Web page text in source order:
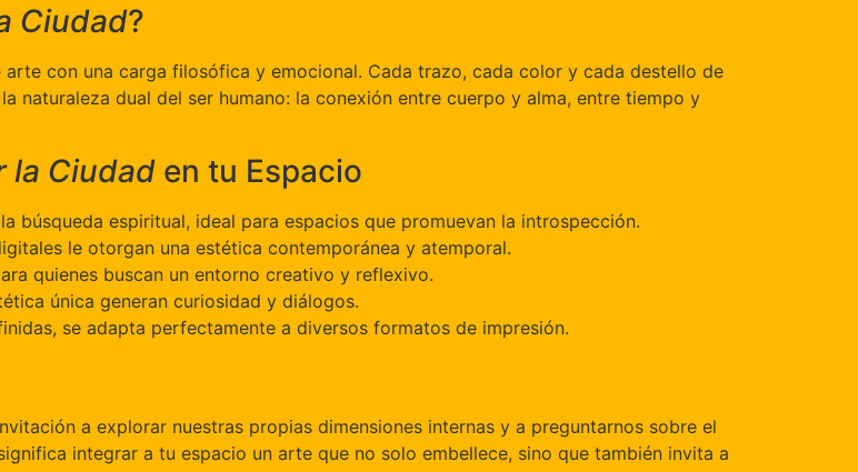
Ciudad?
con una carga filosófica y emocional. Cada trazo, cada color y cada destello de
naturaleza dual del ser humano: la conexión entre cuerpo y alma, entre tiempo y
la Ciudad en tu Espacio
búsqueda espiritual, ideal para espacios que promuevan la introspección.
le otorgan una estética contemporánea y atemporal.
quienes buscan un entorno creativo y reflexivo.
única generan curiosidad y diálogos.
se adapta perfectamente a diversos formatos de impresión.
a explorar nuestras propias dimensiones internas y a preguntarnos sobre el
integrar a tu espacio un arte que no solo embellece, sino que también invita a